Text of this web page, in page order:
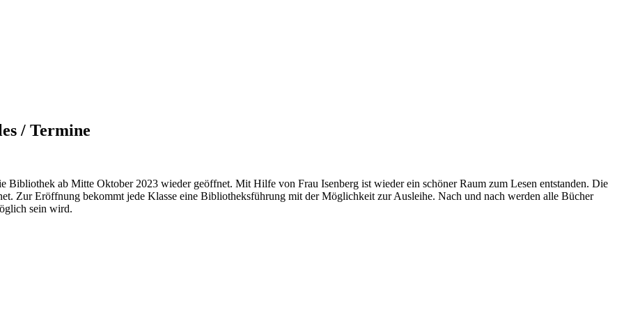
/ Termine
Bibliothek ab Mitte Oktober 2023 wieder geöffnet. Mit Hilfe von Frau Isenberg ist wieder ein schöner Raum zum Lesen entstanden. Die
Zur Eröffnung bekommt jede Klasse eine Bibliotheksführung mit der Möglichkeit zur Ausleihe. Nach und nach werden alle Bücher
sein wird.